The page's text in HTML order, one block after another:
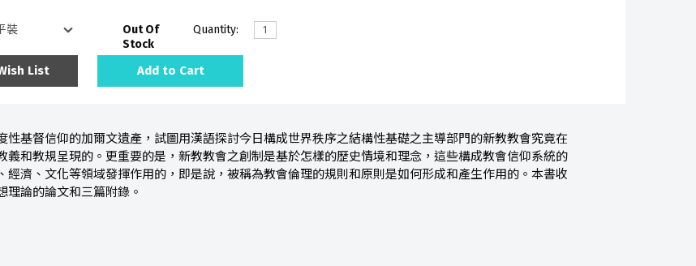
Out Of
Stock
Quantity:
List Add to Cart
性基督信仰的加爾文遺產，試圖用漢語探討今日構成世界秩序之結構性基礎之主導部門的新教教會究竟在
義和教規呈現的。更重要的是，新教教會之創制是基於怎樣的歷史情境和理念，這些構成教會信仰系統的
經濟、文化等領域發揮作用的，即是說，被稱為教會倫理的規則和原則是如何形成和產生作用的。本書收
理論的論文和三篇附錄。